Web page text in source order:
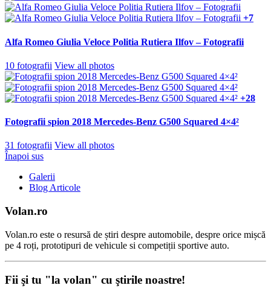
+7
Alfa Romeo Giulia Veloce Politia Rutiera Ilfov – Fotografii
10 fotografii View all photos
+28
Fotografii spion 2018 Mercedes-Benz G500 Squared 4×4²
31 fotografii View all photos
Înapoi sus
Galerii
Blog Articole
Volan.ro
Volan.ro este o resursă de știri despre automobile, despre orice mișcă
pe 4 roți, prototipuri de vehicule si competiții sportive auto.
Fii şi tu "la volan" cu ştirile noastre!